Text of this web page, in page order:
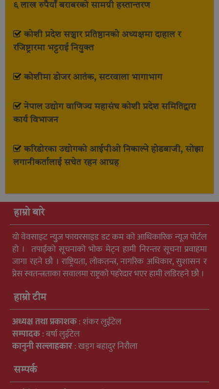
६ लाख रुपैयाँ बराबरको सामग्री हस्तान्तरण
कोशी प्रदेश सञ्चार प्रतिष्ठानको अध्यक्षमा दाहाल र
रजिष्ट्रारमा भट्टराई नियुक्त
कोशीमा डोजर आतंक, सटरवाला भागाभाग
नेपाल उद्योग वाणिज्य महासंघ कोशी प्रदेश समितिद्वारा
कार्य विभाजन
करिडोरका उद्योगको आईपीओ निकाल्ने होडबाजी, सोझा
लगानीकर्तालाई सचेत रहन आग्रह
हाम्रो बारे
यो वेवसाइट न्युुज फायरसाइड डट कम को आधिकारिक न्यूज पोर्टल
हो । तपाईको सूचनाको भोक मेट्न हामी निरन्तर सूचना प्रवाहमा
जागा रहने छौ । राष्ट्रियता, लोकतन्त्र, नागरिक अधिकार, सुशासन र
प्रेस स्वतन्त्रताका सवालमा राष्ट्रको पहरेदार भएर हामी लडिरहने छौ ।
हाम्रो टीम
अध्यक्ष तथा प्रकाशक: शंकर लुईटेल
सम्पादक: बर्षा लुईटेल
कानुनी सल्लाहकार: खड्ग बहादुर निरौला
सम्पर्क